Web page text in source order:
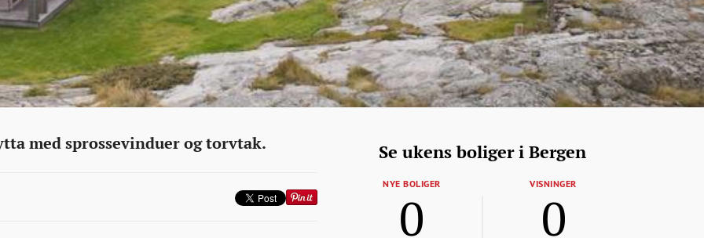
med sprossevinduer og torvtak. Se ukens boliger i Bergen
NYE BOLIGER
0
VISNINGER
0